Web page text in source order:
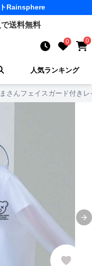
Rainsphere
送料無料
0 0
人気ランキング
さんフェイスガード付き